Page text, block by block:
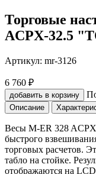
Торговые
ACPX-32.5
Артикул: mr-3126
6 760 ₽
добавить в корзину
Описание
Весы M-ER 328
быстрого
торговых расчетов.
табло на стойке.
отображаются на